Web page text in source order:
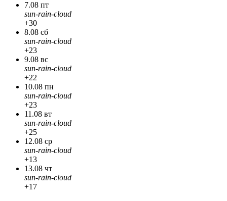
7.08 пт
sun-rain-cloud
+30
8.08 сб
sun-rain-cloud
+23
9.08 вс
sun-rain-cloud
+22
10.08 пн
sun-rain-cloud
+23
11.08 вт
sun-rain-cloud
+25
12.08 ср
sun-rain-cloud
+13
13.08 чт
sun-rain-cloud
+17